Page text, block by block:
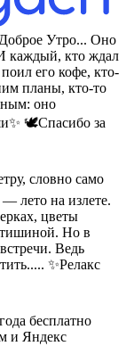
Утро... Оно
каждый, кто ждал
его кофе, кто-
планы, кто-то
оно
🕊️Спасибо за
словно само
лето на излете.
цветы
тишиной. Но в
Ведь
✨Релакс
бесплатно
и Яндекс